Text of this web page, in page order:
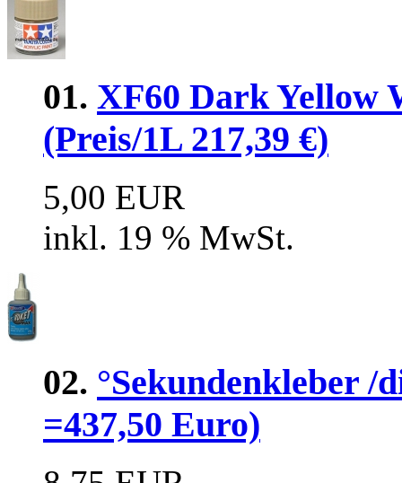
01. XF60 Dark Yellow
(Preis/1L 217,39 €)
5,00 EUR
inkl. 19 % MwSt.
02. °Sekundenkleber /
=437,50 Euro)